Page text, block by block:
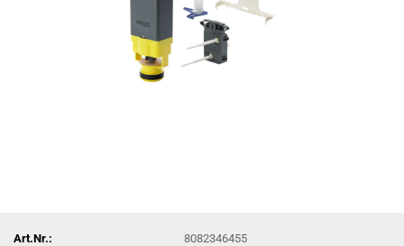
Art.Nr.:
8082346455